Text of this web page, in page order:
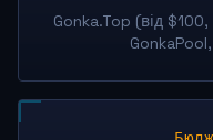
Gonka.Top (від